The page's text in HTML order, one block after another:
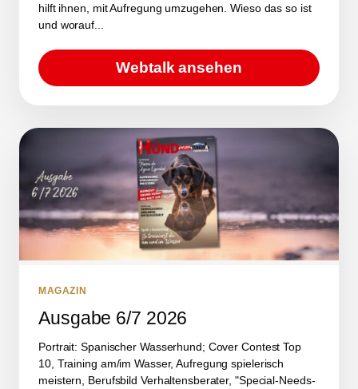
hilft ihnen, mit Aufregung umzugehen. Wieso das so ist
und worauf...
Webtalk ansehen
MAGAZIN
Ausgabe 6/7 2026
Portrait: Spanischer Wasserhund; Cover Contest Top
10, Training am/im Wasser, Aufregung spielerisch
meistern, Berufsbild Verhaltensberater, "Special-Needs-